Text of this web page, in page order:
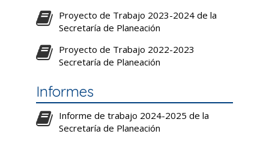
Proyecto de Trabajo 2023-2024 de la
Secretaría de Planeación
Proyecto de Trabajo 2022-2023
Secretaría de Planeación
Informes
Informe de trabajo 2024-2025 de la
Secretaría de Planeación